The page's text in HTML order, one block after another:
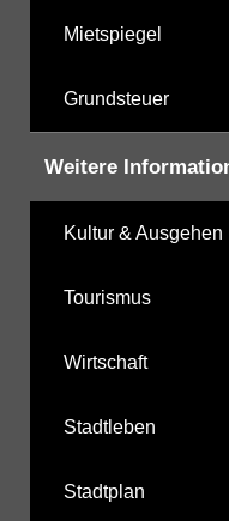
Mietspiegel
Grundsteuer
Weitere
Kultur & Ausgehen
Tourismus
Wirtschaft
Stadtleben
Stadtplan